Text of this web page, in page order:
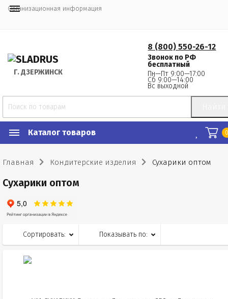
Организационная информация
Г. ДЗЕРЖИНСК
8 (800) 550-26-12
Звонок по РФ
бесплатный
Пн—Пт 9:00—17:00
Сб 9:00—14:00
Вс выходной
Каталог товаров
Главная Кондитерские изделия Сухарики оптом
Сухарики оптом
Сортировать: Показывать по: